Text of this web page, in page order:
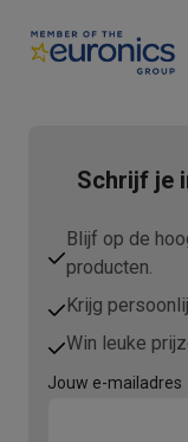
Schrijf je
Blijf op de
producten.
Krijg
Win leuke
Jouw e-mailadres